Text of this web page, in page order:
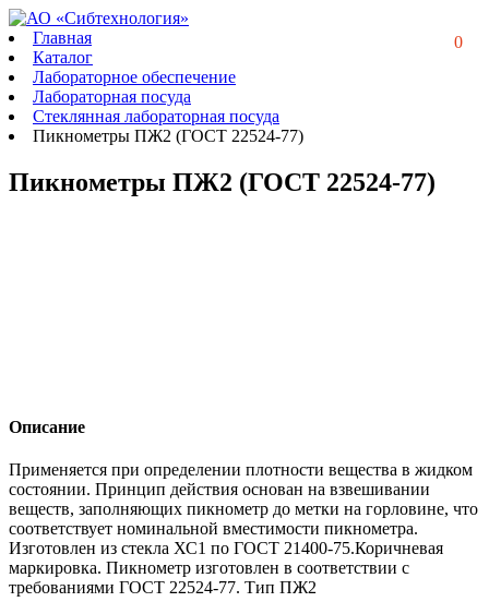
0
Главная
Каталог
Лабораторное обеспечение
Лабораторная посуда
Стеклянная лабораторная посуда
Пикнометры ПЖ2 (ГОСТ 22524-77)
Пикнометры ПЖ2 (ГОСТ 22524-77)
Описание
Применяется при определении плотности вещества в жидком
состоянии. Принцип действия основан на взвешивании
веществ, заполняющих пикнометр до метки на горловине, что
соответствует номинальной вместимости пикнометра.
Изготовлен из стекла ХС1 по ГОСТ 21400-75.Коричневая
маркировка. Пикнометр изготовлен в соответствии с
требованиями ГОСТ 22524-77. Тип ПЖ2